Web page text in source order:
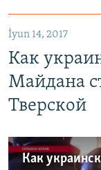
İyun 14, 2017
Как
Майдана
Тверской